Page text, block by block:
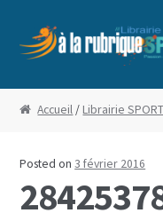
Aller
à
Aller
au
Accueil
Boutique
Accueil / Librairie
Posted on3 février 2016